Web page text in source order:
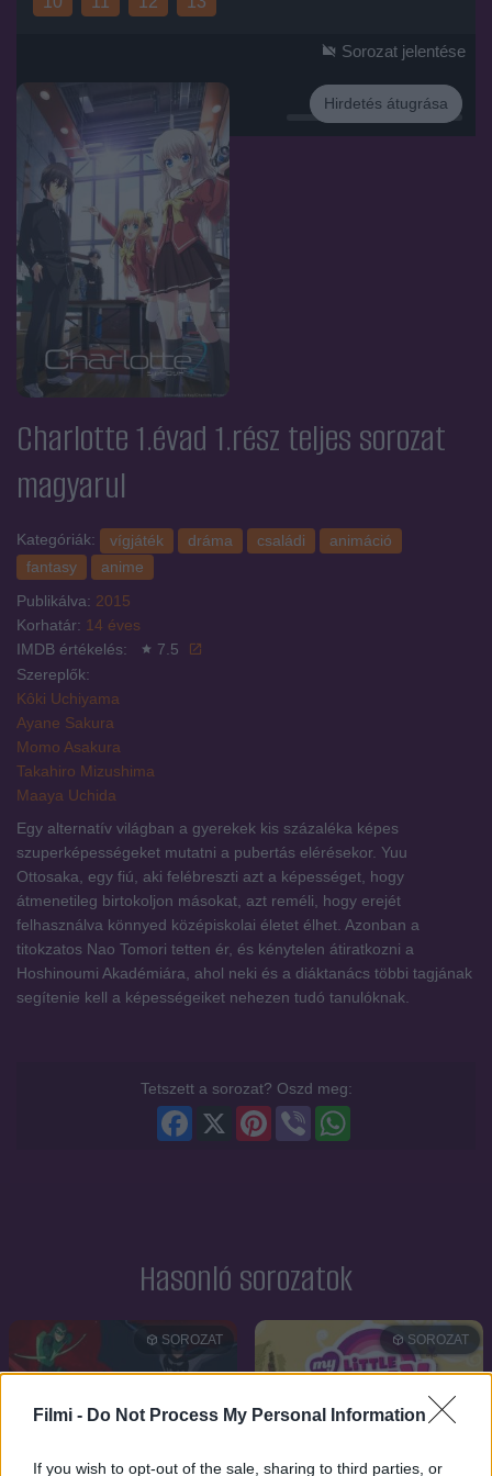
Filmi - Do Not Process My Personal Information
If you wish to opt-out of the sale, sharing to third parties, or
Hirdetés
Hirdetés átugrása
Sorozat jelentése
Charlotte 1.évad 1.rész teljes sorozat
magyarul
Kategóriák: vígjáték dráma családi
animáció
fantasy
anime
Publikálva: 2015
Korhatár: 14 éves
IMDB értékelés:
7.5
Szereplők:
Kôki Uchiyama
Ayane Sakura
Momo Asakura
Takahiro Mizushima
Maaya Uchida
Egy alternatív világban a gyerekek kis százaléka képes
szuperképességeket mutatni a pubertás elérésekor. Yuu
Ottosaka, egy fiú, aki felébreszti azt a képességet, hogy
átmenetileg birtokoljon másokat, azt reméli, hogy erejét
felhasználva könnyed középiskolai életet élhet. Azonban a
titokzatos Nao Tomori tetten ér, és kénytelen átiratkozni a
Hoshinoumi Akadémiára, ahol neki és a diáktanács többi tagjának
segítenie kell a képességeiket nehezen tudó tanulóknak.
Tetszett a sorozat? Oszd meg:
Viber
Pinterest
Facebook
Hasonló sorozatok
SOROZAT SOROZAT